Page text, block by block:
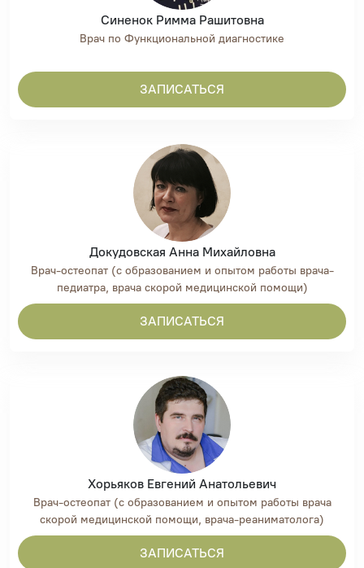
Синенок Римма Рашитовна
Врач по Функциональной диагностике
ЗАПИСАТЬСЯ
Докудовская Анна Михайловна
Врач-остеопат (с образованием и опытом работы врача-
педиатра, врача скорой медицинской помощи)
ЗАПИСАТЬСЯ
Хорьяков Евгений Анатольевич
Врач-остеопат (с образованием и опытом работы врача
скорой медицинской помощи, врача-реаниматолога)
ЗАПИСАТЬСЯ